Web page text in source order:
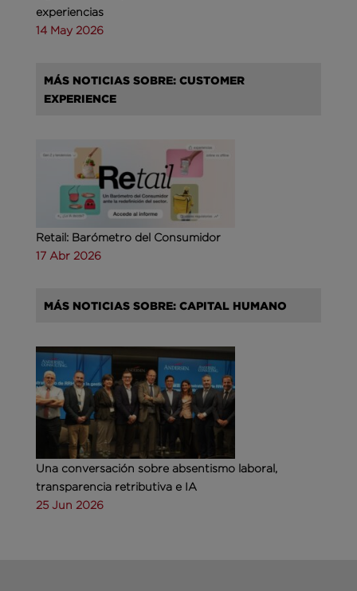
experiencias
14 May 2026
MÁS NOTICIAS SOBRE: CUSTOMER
EXPERIENCE
Retail: Barómetro del Consumidor
17 Abr 2026
MÁS NOTICIAS SOBRE: CAPITAL HUMANO
Una conversación sobre absentismo laboral,
transparencia retributiva e IA
25 Jun 2026